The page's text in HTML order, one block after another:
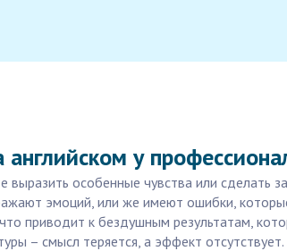
у
выразить особенные чувства или
эмоций, или же имеют ошибки,
приводит к бездушным результатам,
– смысл теряется, а эффект отсутствует.